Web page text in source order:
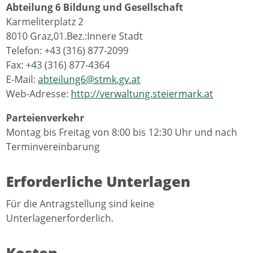
Abteilung 6 Bildung und Gesellschaft
Karmeliterplatz 2
8010 Graz,01.Bez.:Innere Stadt
Telefon: +43 (316) 877-2099
Fax: +43 (316) 877-4364
E-Mail: abteilung6@stmk.gv.at
Web-Adresse: http://verwaltung.steiermark.at
Parteienverkehr
Montag bis Freitag von 8:00 bis 12:30 Uhr und nach
Terminvereinbarung
Erforderliche Unterlagen
Für die Antragstellung sind keine
Unterlagenerforderlich.